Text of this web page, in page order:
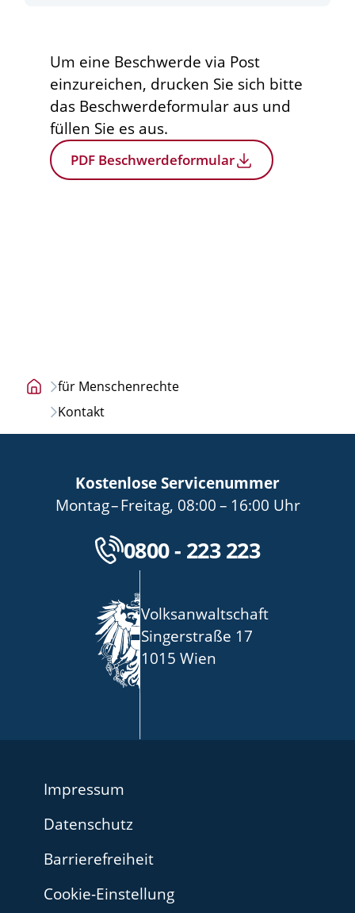
Um eine Beschwerde via Post
einzureichen, drucken Sie sich bitte
das Beschwerdeformular aus und
füllen Sie es aus.
PDF Beschwerdeformular
Startseite
für Menschenrechte
Kontakt
Kostenlose Servicenummer
Montagbis
–Freitag, von
08:00– bis
16:00 Uhr
Kostenlose
0800 - 223 223
Volksanwaltschaft
Singerstraße 17
1015 Wien
Impressum
Datenschutz
Barrierefreiheit
Cookie-Einstellung